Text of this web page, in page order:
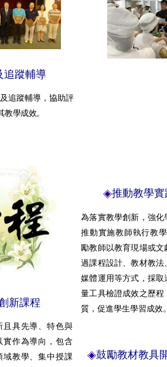
追蹤輔導
追蹤輔導，協助評
學成效。
推動教學
為落實教學創新，強化
推動實施教師執行教
勵教師以教育現場或文
過課程設計、教材教
媒體運用等方式，採
量工具檢證成效之歷程
質，促進學生學習成效。
新課程
且具先導、特色與
實作為導向，包含
域教學、集中授課
鼓勵教材教具